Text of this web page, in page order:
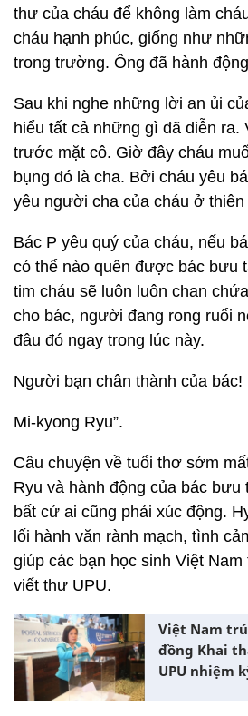
thư của cháu để không làm
cháu hạnh phúc, giống như
trong trường. Ông đã hành
Sau khi nghe những lời an ủi
hiểu tất cả những gì đã diễn ra.
trước mặt cô. Giờ đây cháu
bụng đó là cha. Bởi cháu yêu
yêu người cha của cháu ở
Bác P yêu quý của cháu, nếu
có thể nào quên được bác bưu
tim cháu sẽ luôn luôn chan
cho bác, người đang rong ruổi
đâu đó ngay trong lúc này.
Người bạn chân thành của bác!
Mi-kyong Ryu”.
Câu chuyện về tuổi thơ sớm
Ryu và hành động của bác bưu
bất cứ ai cũng phải xúc động.
lối hành văn rành mạch, tình
giúp các bạn học sinh Việt
viết thư UPU.
Việt Nam
đồng Khai
UPU nhiệm